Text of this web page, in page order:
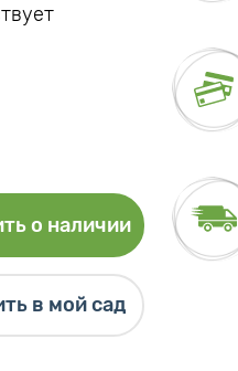
о наличии
в мой сад